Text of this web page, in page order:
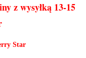
z wysyłką 13-15
Star